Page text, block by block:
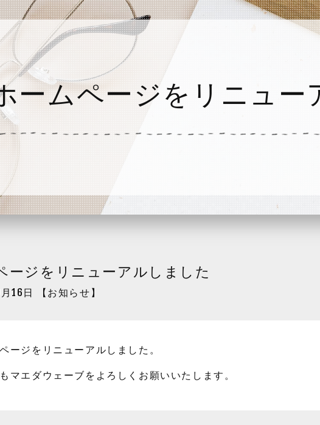
ームページをリニュー
ージをリニューアルしました
16日 【 お知らせ 】
ージをリニューアルしました。
マエダウェーブをよろしくお願いいたします。